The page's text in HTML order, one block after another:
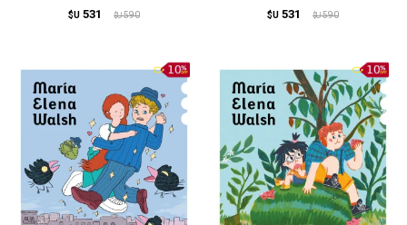
$U 531 $U 590 $U 531 $U 590